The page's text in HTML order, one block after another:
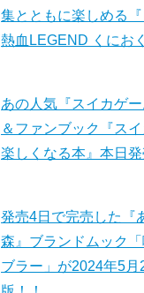
集とともに楽しめる
熱血LEGEND くにお
あの人気『スイカゲ
＆ファンブック『ス
楽しくなる本』本日発
発売4日で完売した『
森』ブランドムック
ブラー」が2024年5月